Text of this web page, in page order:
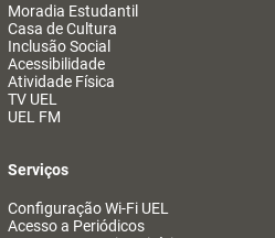
Moradia Estudantil
Casa de Cultura
Inclusão Social
Acessibilidade
Atividade Física
TV UEL
UEL FM
Serviços
Configuração Wi-Fi UEL
Acesso a Periódicos